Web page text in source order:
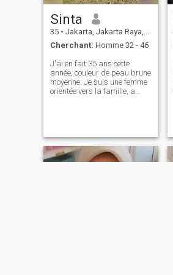
Sinta
35 • Jakarta, Jakarta Raya, Indonésie
Cherchant: Homme 32 - 46
J'ai en fait 35 ans cette
année, couleur de peau brune
moyenne. Je suis une femme
orientée vers la famille, a
ses propres valeurs et
croyances. Juste être la vraie
couleur de U. J'aime la
nature n simplicité. J'aime